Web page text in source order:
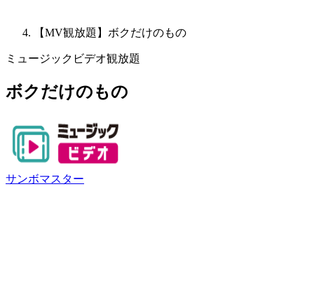
【MV観放題】ボクだけのもの
ミュージックビデオ観放題
ボクだけのもの
サンボマスター